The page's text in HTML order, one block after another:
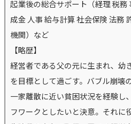
起業後の総合サポート（経理 税務
成金 人事 給与計算 社会保険 法務
機関）など
【略歴】
経営者である父の元に生まれ、幼
を目標として過ごす。バブル崩壊
一家離散に近い貧困状況を経験し
フワークとしたいと決意。それに